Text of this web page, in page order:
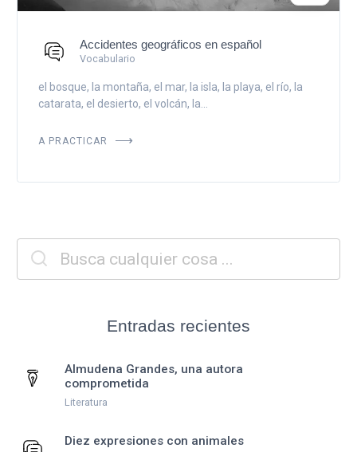
Accidentes geográficos en español
Vocabulario
el bosque, la montaña, el mar, la isla, la playa, el río, la
catarata, el desierto, el volcán, la...
A PRACTICAR
Entradas recientes
Almudena Grandes, una autora
comprometida
Literatura
Diez expresiones con animales